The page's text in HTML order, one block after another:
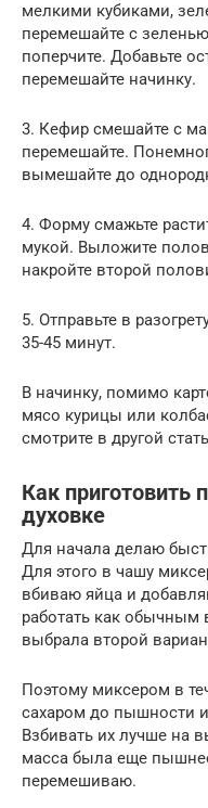
мелкими кубиками,
перемешайте с
поперчите. Добавьте
перемешайте начинку.
3. Кефир смешайте с
перемешайте.
вымешайте до
4. Форму смажьте
мукой. Выложите
накройте второй
5. Отправьте в
35-45 минут.
В начинку, помимо
мясо курицы или
смотрите в другой
Как приготовить
духовке
Для начала делаю
Для этого в чашу
вбиваю яйца и
работать как обычным
выбрала второй
Поэтому миксером в
сахаром до пышности
Взбивать их лучше на
масса была еще
перемешиваю.